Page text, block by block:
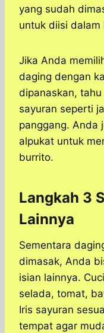
yang sudah
untuk diisi dalam
Jika Anda
daging dengan
dipanaskan,
sayuran seperti
panggang. Anda
alpukat untuk
burrito.
Langkah 3
Lainnya
Sementara
dimasak, Anda
isian lainnya.
selada, tomat,
Iris sayuran
tempat agar